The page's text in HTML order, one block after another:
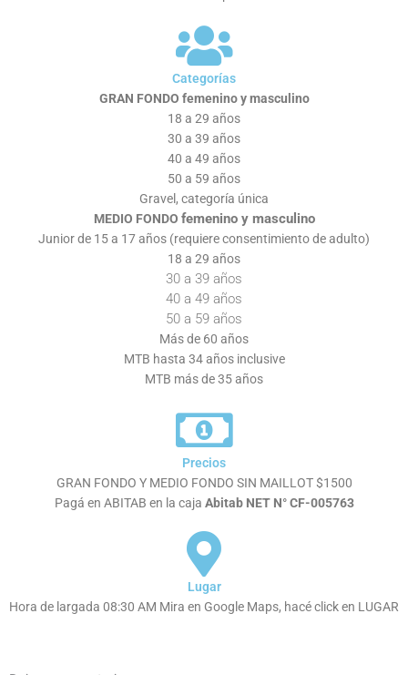
Categorías
GRAN FONDO femenino y masculino
18 a 29 años
30 a 39 años
40 a 49 años
50 a 59 años
Gravel, categoría única
MEDIO FONDO femenino y masculino
Junior de 15 a 17 años (requiere consentimiento de adulto)
18 a 29 años
30 a 39 años
40 a 49 años
50 a 59 años
Más de 60 años
MTB hasta 34 años inclusive
MTB más de 35 años
Precios
GRAN FONDO Y MEDIO FONDO SIN MAILLOT $1500
Pagá en ABITAB en la caja Abitab NET N° CF-005763
Lugar
Hora de largada 08:30 AM Mira en Google Maps, hacé click en LUGAR